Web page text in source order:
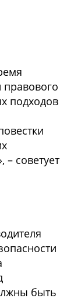
правового
подходов
советует
быть